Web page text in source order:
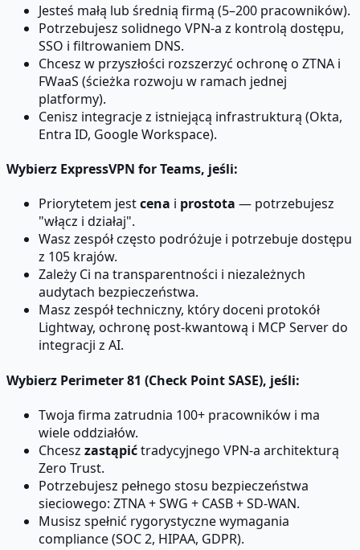
Jesteś małą lub średnią firmą (5–200 pracowników).
Potrzebujesz solidnego VPN-a z kontrolą dostępu,
SSO i filtrowaniem DNS.
Chcesz w przyszłości rozszerzyć ochronę o ZTNA i
FWaaS (ścieżka rozwoju w ramach jednej
platformy).
Cenisz integracje z istniejącą infrastrukturą (Okta,
Entra ID, Google Workspace).
Wybierz ExpressVPN for Teams, jeśli:
Priorytetem jestcena i prostota — potrzebujesz
"włącz i działaj".
Wasz zespół często podróżuje i potrzebuje dostępu
z 105 krajów.
Zależy Ci na transparentności i niezależnych
audytach bezpieczeństwa.
Masz zespół techniczny, który doceni protokół
Lightway, ochronę post-kwantową i MCP Server do
integracji z AI.
Wybierz Perimeter 81 (Check Point SASE), jeśli:
Twoja firma zatrudnia 100+ pracowników i ma
wiele oddziałów.
Chcesz zastąpićtradycyjnego VPN-a architekturą
Zero Trust.
Potrzebujesz pełnego stosu bezpieczeństwa
sieciowego: ZTNA + SWG + CASB + SD-WAN.
Musisz spełnić rygorystyczne wymagania
compliance (SOC 2, HIPAA, GDPR).